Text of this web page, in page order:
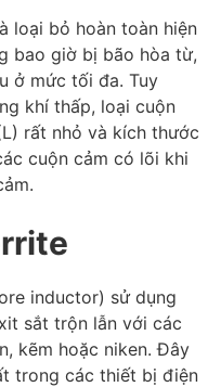
loại bỏ hoàn toàn hiện
bao giờ bị bão hòa từ,
ở mức tối đa. Tuy
khí thấp, loại cuộn
rất nhỏ và kích thước
cuộn cảm có lõi khi
inductor) sử dụng
sắt trộn lẫn với các
kẽm hoặc niken. Đây
trong các thiết bị điện